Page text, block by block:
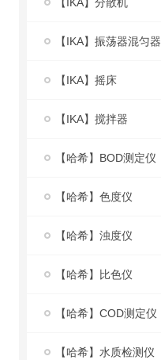
【IKA】振荡器混匀器
【IKA】摇床
【IKA】搅拌器
【哈希】BOD测定仪
【哈希】色度仪
【哈希】浊度仪
【哈希】比色仪
【哈希】COD测定仪
【哈希】水质检测仪